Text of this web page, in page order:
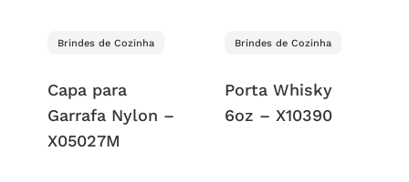
Brindes de Cozinha
Capa para
Garrafa Nylon –
X05027M
Brindes de Cozinha
Porta Whisky
6oz – X10390